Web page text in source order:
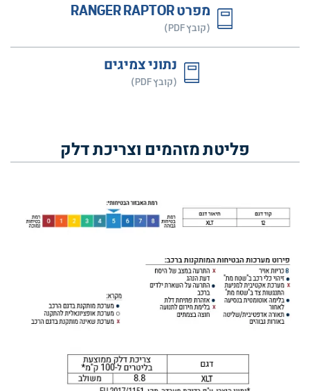
מפרט RANGER RAPTOR
(קובץ PDF)
נתוני צמיגים
(קובץ PDF)
פליטת מזהמים וצריכת דלק